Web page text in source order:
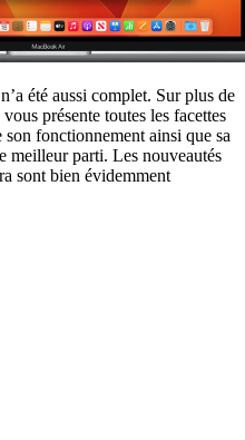
été aussi complet. Sur plus de
présente toutes les facettes
fonctionnement ainsi que sa
meilleur parti. Les nouveautés
sont bien évidemment